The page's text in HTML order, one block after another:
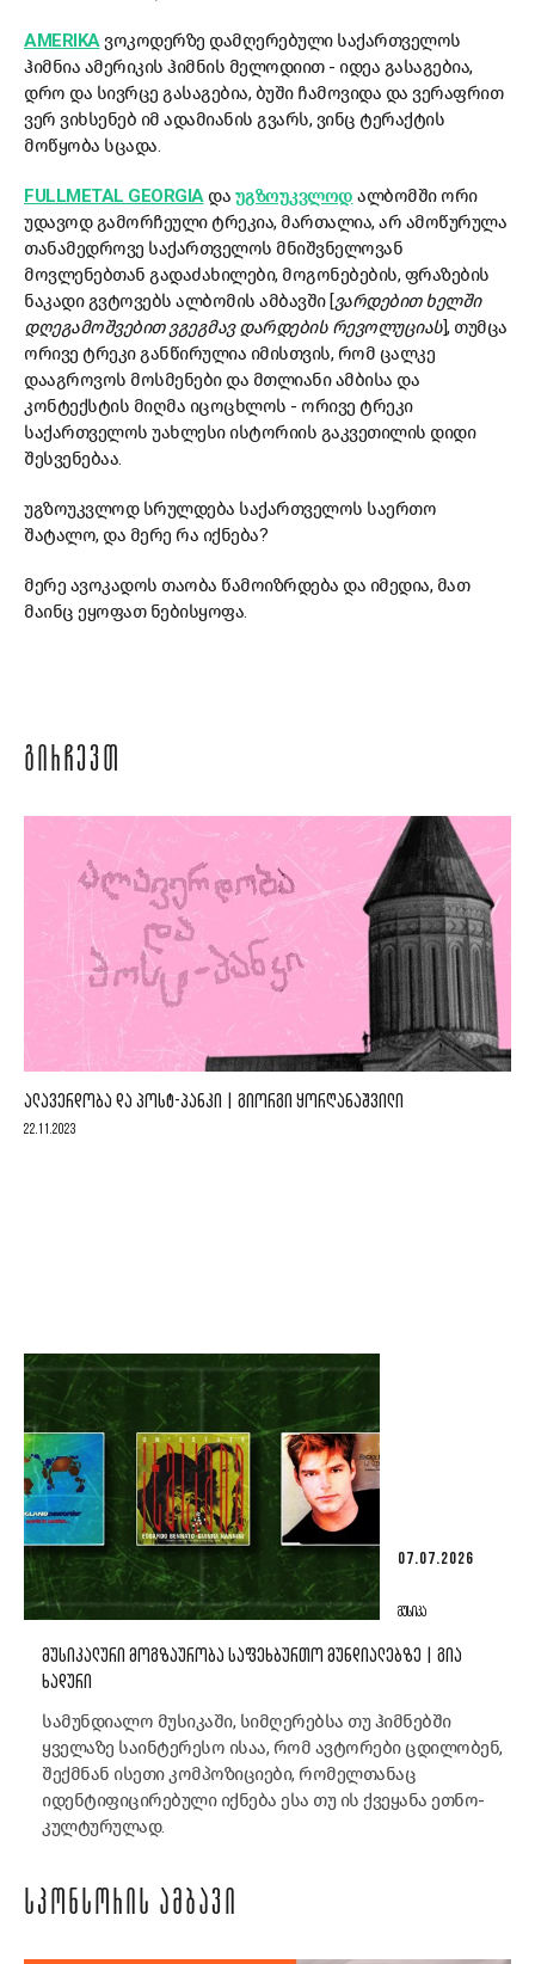
AMERIKAვოკოდერზე დამღერებული საქართველოს
ჰიმნია ამერიკის ჰიმნის მელოდიით - იდეა გასაგებია,
დრო და სივრცე გასაგებია, ბუში ჩამოვიდა და ვერაფრით
ვერ ვიხსენებ იმ ადამიანის გვარს, ვინც ტერაქტის
მოწყობა სცადა.
FULLMETAL GEORGIAდა უგზოუკვლოდ ალბომში ორი
უდავოდ გამორჩეული ტრეკია, მართალია, არ ამოწურულა
თანამედროვე საქართველოს მნიშვნელოვან
მოვლენებთან გადაძახილები, მოგონებების, ფრაზების
ნაკადი გვტოვებს ალბომის ამბავში [ვარდებით ხელში
დღეგამოშვებით ვგეგმავ დარდების რევოლუციას], თუმცა
ორივე ტრეკი განწირულია იმისთვის, რომ ცალკე
დააგროვოს მოსმენები და მთლიანი ამბისა და
კონტექსტის მიღმა იცოცხლოს - ორივე ტრეკი
საქართველოს უახლესი ისტორიის გაკვეთილის დიდი
შესვენებაა.
უგზოუკვლოდ სრულდება საქართველოს საერთო
შატალო, და მერე რა იქნება?
მერე ავოკადოს თაობა წამოიზრდება და იმედია, მათ
მაინც ეყოფათ ნებისყოფა.
ᲒᲘᲠᲩᲔᲕᲗ
ᲐᲚᲐᲕᲔᲠᲓᲝᲑᲐ ᲓᲐ ᲞᲝᲡᲢ-ᲞᲐᲜᲙᲘ | ᲒᲘᲝᲠᲒᲘ ᲧᲝᲠᲦᲐᲜᲐᲨᲕᲘᲚᲘ
22.11.2023
07.07.2026
ᲛᲣᲡᲘᲙᲐ
ᲛᲣᲡᲘᲙᲐᲚᲣᲠᲘ ᲛᲝᲒᲖᲐᲣᲠᲝᲑᲐ ᲡᲐᲤᲔᲮᲑᲣᲠᲗᲝ ᲛᲣᲜᲓᲘᲐᲚᲔᲑᲖᲔ | ᲒᲘᲐ
ᲮᲐᲓᲣᲠᲘ
სამუნდიალო მუსიკაში, სიმღერებსა თუ ჰიმნებში
ყველაზე საინტერესო ისაა, რომ ავტორები ცდილობენ,
შექმნან ისეთი კომპოზიციები, რომელთანაც
იდენტიფიცირებული იქნება ესა თუ ის ქვეყანა ეთნო-
კულტურულად.
ᲡᲞᲝᲜᲡᲝᲠᲘᲡ ᲐᲛᲑᲐᲕᲘ